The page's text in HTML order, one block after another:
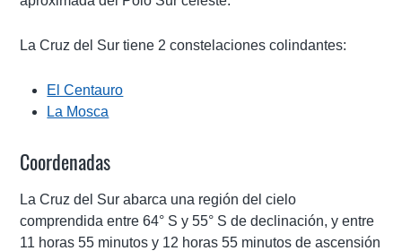
La Cruz del Sur tiene 2 constelaciones colindantes:
El Centauro
La Mosca
Coordenadas
La Cruz del Sur abarca una región del cielo
comprendida entre 64° S y 55° S de declinación, y entre
11 horas 55 minutos y 12 horas 55 minutos de ascensión